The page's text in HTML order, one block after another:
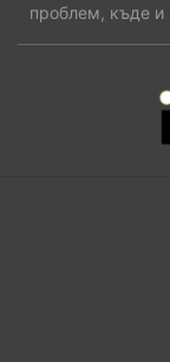
проблем, къде и